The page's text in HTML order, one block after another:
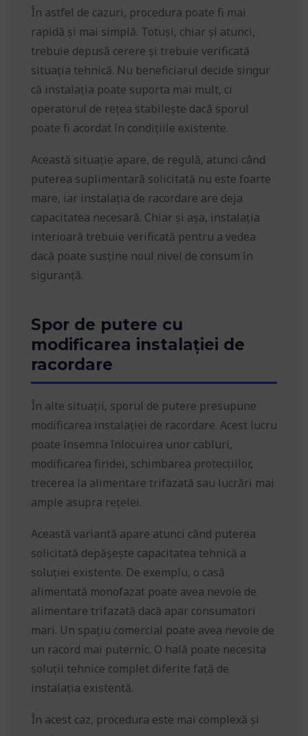
În astfel de cazuri, procedura poate fi mai
rapidă și mai simplă. Totuși, chiar și atunci,
trebuie depusă cerere și trebuie verificată
situația tehnică. Nu beneficiarul decide singur
că instalația poate suporta mai mult, ci
operatorul de rețea stabilește dacă sporul
poate fi acordat în condițiile existente.
Această situație apare, de regulă, atunci când
puterea suplimentară solicitată nu este foarte
mare, iar instalația de racordare are deja
capacitatea necesară. Chiar și așa, instalația
interioară trebuie verificată pentru a vedea
dacă poate susține noul nivel de consum în
siguranță.
Spor de putere cu
modificarea instalației de
racordare
În alte situații, sporul de putere presupune
modificarea instalației de racordare. Acest lucru
poate însemna înlocuirea unor cabluri,
modificarea firidei, schimbarea protecțiilor,
trecerea la alimentare trifazată sau lucrări mai
ample asupra rețelei.
Această variantă apare atunci când puterea
solicitată depășește capacitatea tehnică a
soluției existente. De exemplu, o casă
alimentată monofazat poate avea nevoie de
alimentare trifazată dacă apar consumatori
mari. Un spațiu comercial poate avea nevoie de
un racord mai puternic. O hală poate necesita
soluții tehnice complet diferite față de
instalația existentă.
În acest caz, procedura este mai complexă și